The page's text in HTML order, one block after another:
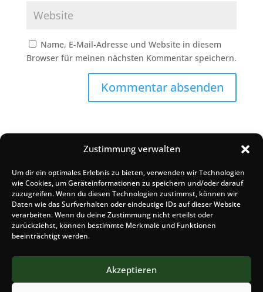
Zustimmung verwalten
Um dir ein optimales Erlebnis zu bieten, verwenden wir Technologien
wie Cookies, um Geräteinformationen zu speichern und/oder darauf
zuzugreifen. Wenn du diesen Technologien zustimmst, können wir
Daten wie das Surfverhalten oder eindeutige IDs auf dieser Website
verarbeiten. Wenn du deine Zustimmung nicht erteilst oder
zurückziehst, können bestimmte Merkmale und Funktionen
beeinträchtigt werden.
Akzeptieren
Name, E-Mail-Adresse und Website in diesem
Browser für meinen nächsten Kommentar speichern.
Suchen
Recent Posts
Hello world!
Recent Comments